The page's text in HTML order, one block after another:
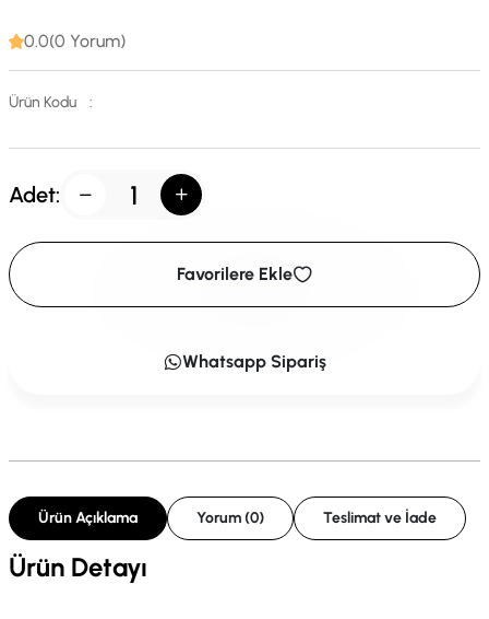
0.0(0 Yorum)
Ürün Kodu :
Adet:
Favorilere Ekle
Whatsapp Sipariş
Ürün Açıklama Yorum (0) Teslimat ve İade
Ürün Detayı